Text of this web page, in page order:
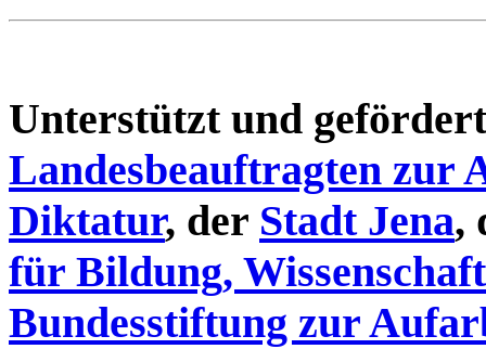
Unterstützt und
Landesbeauftragten zur
Diktatur, der Stadt Jena,
für Bildung,
Bundesstiftung zur